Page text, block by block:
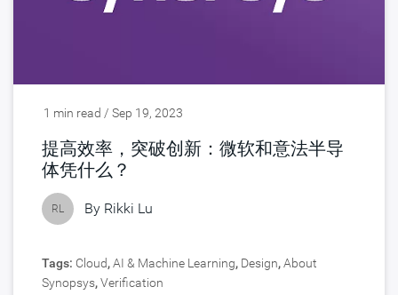
1 min read / Sep 19, 2023
提高效率，突破创新：微软和意法半导
体凭什么？
RL By Rikki Lu
Tags: Cloud,AI & Machine Learning, Design,About
Synopsys,Verification